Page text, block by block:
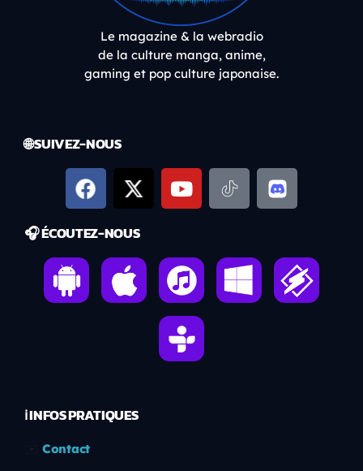
Le magazine & la webradio
de la culture manga, anime,
gaming et pop culture japonaise.
🌐 SUIVEZ-NOUS
🎧 ÉCOUTEZ-NOUS
ℹ️ INFOS PRATIQUES
Contact